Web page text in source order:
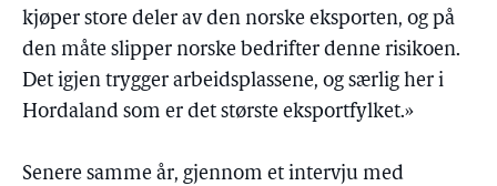
kjøper store deler av den norske eksporten, og på
den måte slipper norske bedrifter denne risikoen.
Det igjen trygger arbeidsplassene, og særlig her i
Hordaland som er det største eksportfylket.»
Senere samme år, gjennom et intervju med